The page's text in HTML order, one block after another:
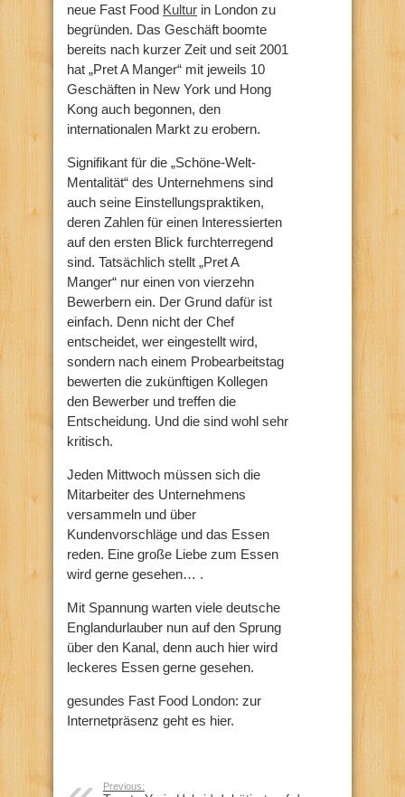
neue Fast Food Kultur in London zu
begründen. Das Geschäft boomte
bereits nach kurzer Zeit und seit 2001
hat „Pret A Manger“ mit jeweils 10
Geschäften in New York und Hong
Kong auch begonnen, den
internationalen Markt zu erobern.
Signifikant für die „Schöne-Welt-
Mentalität“ des Unternehmens sind
auch seine Einstellungspraktiken,
deren Zahlen für einen Interessierten
auf den ersten Blick furchterregend
sind. Tatsächlich stellt „Pret A
Manger“ nur einen von vierzehn
Bewerbern ein. Der Grund dafür ist
einfach. Denn nicht der Chef
entscheidet, wer eingestellt wird,
sondern nach einem Probearbeitstag
bewerten die zukünftigen Kollegen
den Bewerber und treffen die
Entscheidung. Und die sind wohl sehr
kritisch.
Jeden Mittwoch müssen sich die
Mitarbeiter des Unternehmens
versammeln und über
Kundenvorschläge und das Essen
reden. Eine große Liebe zum Essen
wird gerne gesehen… .
Mit Spannung warten viele deutsche
Englandurlauber nun auf den Sprung
über den Kanal, denn auch hier wird
leckeres Essen gerne gesehen.
gesundes Fast Food London: zur
Internetpräsenz geht es hier.
Previous: